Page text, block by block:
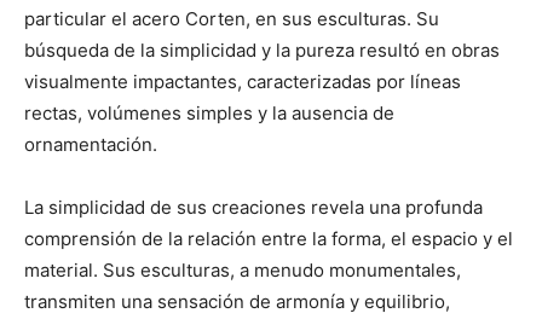
particular el acero Corten, en sus esculturas. Su
búsqueda de la simplicidad y la pureza resultó en obras
visualmente impactantes, caracterizadas por líneas
rectas, volúmenes simples y la ausencia de
ornamentación.
La simplicidad de sus creaciones revela una profunda
comprensión de la relación entre la forma, el espacio y el
material. Sus esculturas, a menudo monumentales,
transmiten una sensación de armonía y equilibrio,